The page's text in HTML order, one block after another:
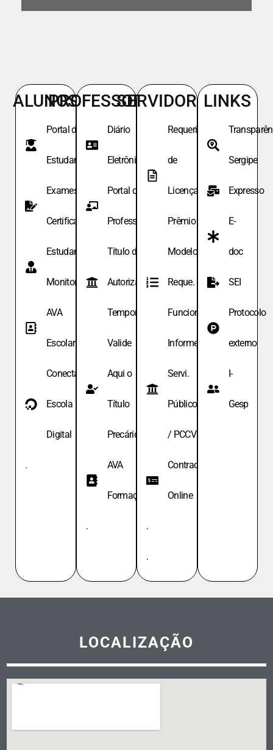
ALUNOS
Portal do
Estudante
Exames de
Certificação
Estudante
Monitor
AVA
Escolar
Conecta
Escola
Digital
.
PROFESSORES
Diário
Eletrônico
Portal do
Professor
Título de
Autoriza.
Temporária
Valide
Aqui o
Título
Precário
AVA
Formação
.
SERVIDORES
Requeri.
de
Licença
Prêmio
Modelo de
Reque. de
Funcionário
Informe
Servi.
Públicos
/ PCCV
Contracheque
Online
.
.
LINKS
Sergipe
Expresso
E-
doc
SEI
Protocolo
externo
I-
Gesp
LOCALIZAÇÃO